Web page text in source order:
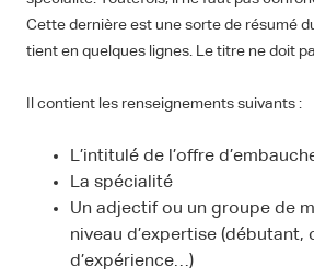
Cette dernière est une sorte de résumé
tient en quelques lignes. Le titre ne doit
Il contient les renseignements suivants :
L’intitulé de l’offre
La spécialité
Un adjectif ou un groupe de
niveau d’expertise (débutant,
d’expérience…)